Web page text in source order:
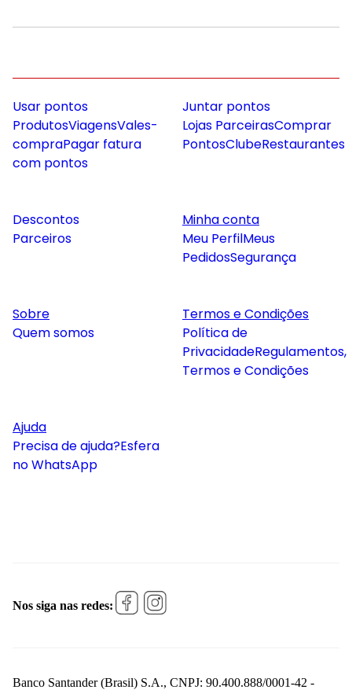
Usar pontos
ProdutosViagensVales-
compraPagar fatura
com pontos
Juntar pontos
Lojas ParceirasComprar
PontosClubeRestaurantes
Descontos
Parceiros
Minha conta
Meu PerfilMeus
PedidosSegurança
Sobre
Quem somos
Termos e Condições
Política de
PrivacidadeRegulamentos,
Termos e Condições
Ajuda
Precisa de ajuda?Esfera
no WhatsApp
Nos siga nas redes:
Banco Santander (Brasil) S.A., CNPJ: 90.400.888/0001-42 -